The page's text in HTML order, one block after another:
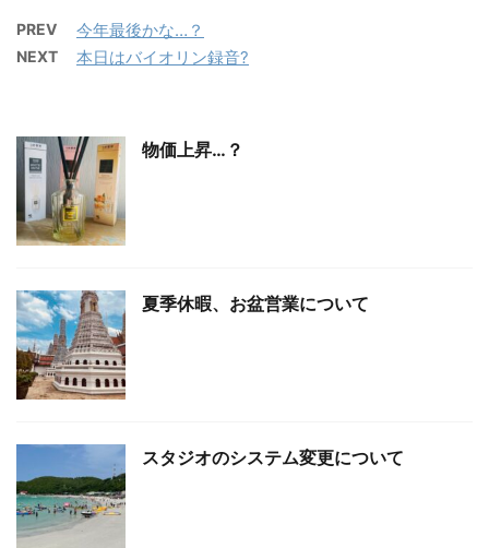
PREV 今年最後かな…？
NEXT 本日はバイオリン録音?
物価上昇…？
夏季休暇、お盆営業について
スタジオのシステム変更について